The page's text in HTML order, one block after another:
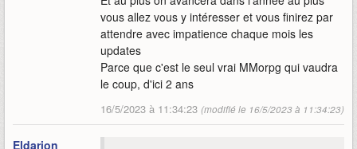
vous allez vous y intéresser et vous finirez par
attendre avec impatience chaque mois les
updates
Parce que c'est le seul vrai MMorpg qui vaudra
le coup, d'ici 2 ans
16/5/2023 à 11:34:23 (modifié le 16/5/2023 à 11:34:23)
Eldarion